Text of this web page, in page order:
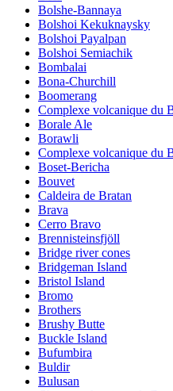
Bolshe-Bannaya
Bolshoi Kekuknaysky
Bolshoi Payalpan
Bolshoi Semiachik
Bombalai
Bona-Churchill
Boomerang
Complexe volcanique du
Borale Ale
Borawli
Complexe volcanique du
Boset-Bericha
Bouvet
Caldeira de Bratan
Brava
Cerro Bravo
Brennisteinsfjöll
Bridge river cones
Bridgeman Island
Bristol Island
Bromo
Brothers
Brushy Butte
Buckle Island
Bufumbira
Buldir
Bulusan